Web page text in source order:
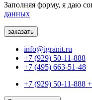
Заполняя форму, я даю
данных
info@igranit.ru
+7 (929) 50-11-888
+7 (495) 663-51-48
+7 (929) 50-11-888